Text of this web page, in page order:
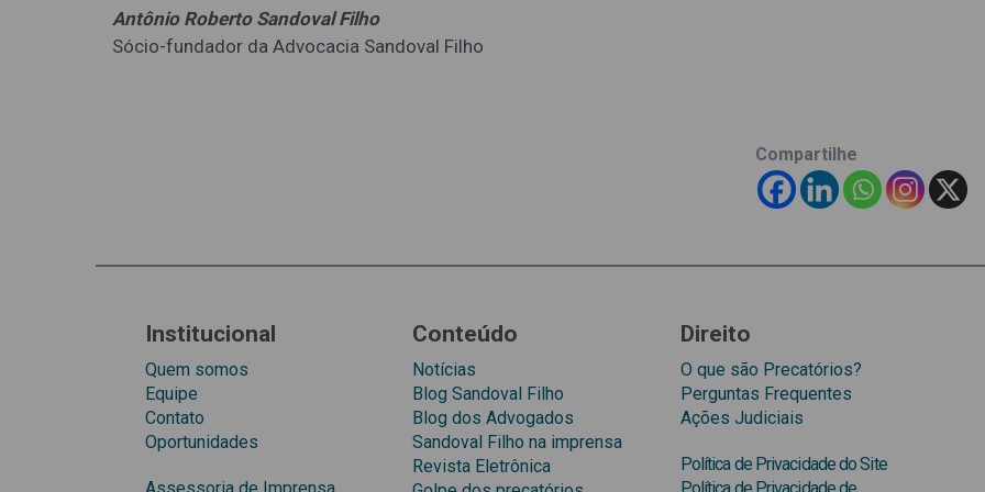
Antônio Roberto Sandoval Filho
Sócio-fundador da Advocacia Sandoval Filho
Compartilhe
Institucional
Quem somos
Equipe
Contato
Oportunidades
Conteúdo
Notícias
Blog Sandoval Filho
Blog dos Advogados
Sandoval Filho na imprensa
Revista Eletrônica
Direito
O que são Precatórios?
Perguntas Frequentes
Ações Judiciais
Política de Privacidade do Site